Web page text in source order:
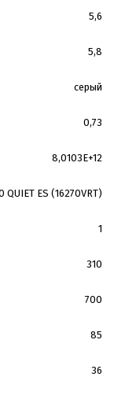
5,6
5,8
серый
0,73
8,0103E+12
QUIET ES (16270VRT)
1
310
700
85
36